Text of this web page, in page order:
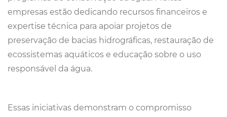
empresas estão dedicando recursos financeiros e
expertise técnica para apoiar projetos de
preservação de bacias hidrográficas, restauração de
ecossistemas aquáticos e educação sobre o uso
responsável da água.
Essas iniciativas demonstram o compromisso